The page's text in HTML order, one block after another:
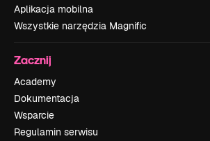
Aplikacja mobilna
Wszystkie narzędzia Magnific
Zacznij
Academy
Dokumentacja
Wsparcie
Regulamin serwisu